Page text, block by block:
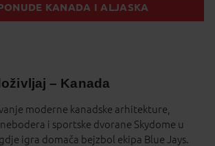
KANADA I ALJASKA
– Kanada
moderne kanadske arhitekture,
i sportske dvorane Skydome u
igra domača bejzbol ekipa Blue Jays.